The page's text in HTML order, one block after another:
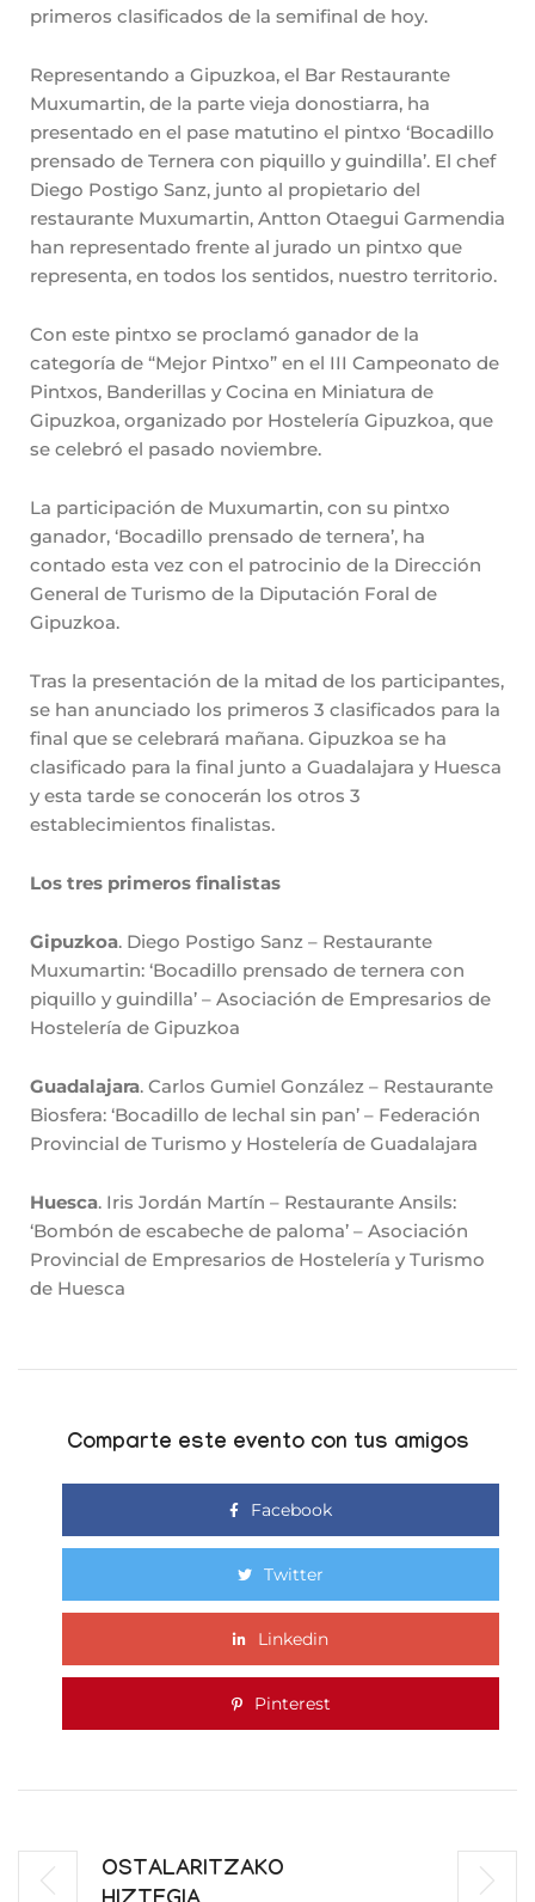
primeros clasificados de la semifinal de hoy.
Representando a Gipuzkoa, el Bar Restaurante
Muxumartin, de la parte vieja donostiarra, ha
presentado en el pase matutino el pintxo ‘Bocadillo
prensado de Ternera con piquillo y guindilla’. El chef
Diego Postigo Sanz, junto al propietario del
restaurante Muxumartin, Antton Otaegui Garmendia
han representado frente al jurado un pintxo que
representa, en todos los sentidos, nuestro territorio.
Con este pintxo se proclamó ganador de la
categoría de “Mejor Pintxo” en el III Campeonato de
Pintxos, Banderillas y Cocina en Miniatura de
Gipuzkoa, organizado por Hostelería Gipuzkoa, que
se celebró el pasado noviembre.
La participación de Muxumartin, con su pintxo
ganador, ‘Bocadillo prensado de ternera’, ha
contado esta vez con el patrocinio de la Dirección
General de Turismo de la Diputación Foral de
Gipuzkoa.
Tras la presentación de la mitad de los participantes,
se han anunciado los primeros 3 clasificados para la
final que se celebrará mañana. Gipuzkoa se ha
clasificado para la final junto a Guadalajara y Huesca
y esta tarde se conocerán los otros 3
establecimientos finalistas.
Los tres primeros finalistas
Gipuzkoa. Diego Postigo Sanz – Restaurante
Muxumartin: ‘Bocadillo prensado de ternera con
piquillo y guindilla’ – Asociación de Empresarios de
Hostelería de Gipuzkoa
Guadalajara. Carlos Gumiel González – Restaurante
Biosfera: ‘Bocadillo de lechal sin pan’ – Federación
Provincial de Turismo y Hostelería de Guadalajara
Huesca. Iris Jordán Martín – Restaurante Ansils:
‘Bombón de escabeche de paloma’ – Asociación
Provincial de Empresarios de Hostelería y Turismo
de Huesca
Comparte este evento con tus amigos
Facebook
Twitter
Linkedin
Pinterest
OSTALARITZAKO